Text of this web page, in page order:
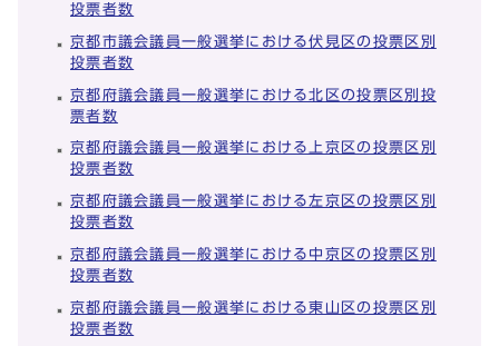
投票者数
京都市議会議員一般選挙における伏見区の投票区別
投票者数
京都府議会議員一般選挙における北区の投票区別投
票者数
京都府議会議員一般選挙における上京区の投票区別
投票者数
京都府議会議員一般選挙における左京区の投票区別
投票者数
京都府議会議員一般選挙における中京区の投票区別
投票者数
京都府議会議員一般選挙における東山区の投票区別
投票者数